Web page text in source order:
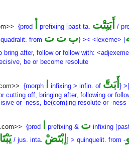
{prod prefixing [past ta. أَبَتِتْت /
from ب-ت-ت } >< <lexeme> [
bring after, follow or follow with:
be or become resolute
{morph infixing > infin. of أَبَتَّ }
cutting off; bringing after, following or
or -ness, be(com)ing resolute or -ness
{prod prefixing & ت infixing
/ jus. inta. إِبْتَضْ ] > quinquelit. from -